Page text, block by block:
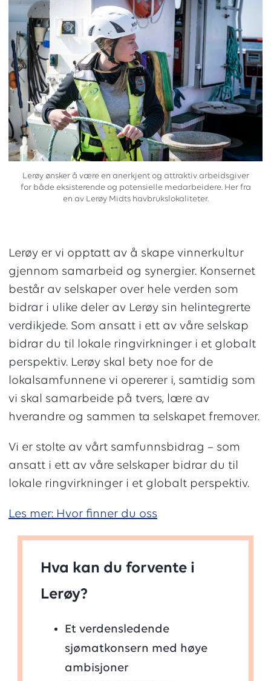
Lerøy ønsker å være en anerkjent og attraktiv arbeidsgiver
for både eksisterende og potensielle medarbeidere. Her fra
en av Lerøy Midts havbrukslokaliteter.
Lerøy er vi opptatt av å skape vinnerkultur
gjennom samarbeid og synergier. Konsernet
består av selskaper over hele verden som
bidrar i ulike deler av Lerøy sin helintegrerte
verdikjede. Som ansatt i ett av våre selskap
bidrar du til lokale ringvirkninger i et globalt
perspektiv. Lerøy skal bety noe for de
lokalsamfunnene vi opererer i, samtidig som
vi skal samarbeide på tvers, lære av
hverandre og sammen ta selskapet fremover.
Vi er stolte av vårt samfunnsbidrag – som
ansatt i ett av våre selskaper bidrar du til
lokale ringvirkninger i et globalt perspektiv.
Les mer: Hvor finner du oss
Hva kan du forvente i
Lerøy?
Et verdensledende
sjømatkonsern med høye
ambisjoner